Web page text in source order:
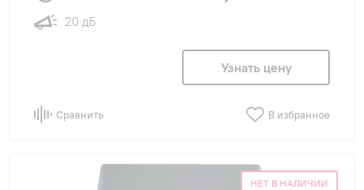
20 дБ
Узнать цену
Сравнить В избранное
НЕТ В НАЛИЧИИ